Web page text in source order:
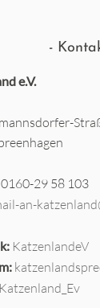
e.V.
0160-29 58 103
an-
KatzenlandeV
Katzenland_Ev